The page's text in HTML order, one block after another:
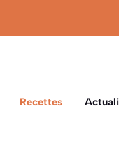
Recettes